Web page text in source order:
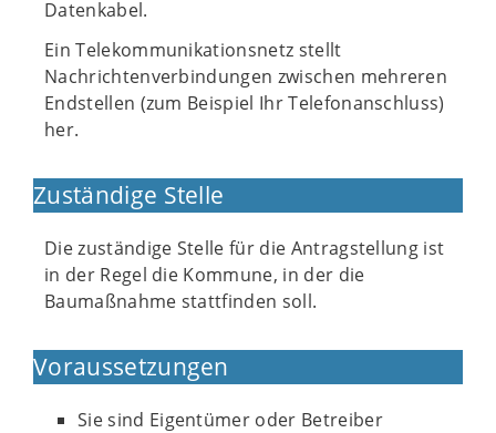
Datenkabel.
Ein Telekommunikationsnetz stellt
Nachrichtenverbindungen zwischen mehreren
Endstellen (zum Beispiel Ihr Telefonanschluss)
her.
Zuständige Stelle
Die zuständige Stelle für die Antragstellung ist
in der Regel die Kommune, in der die
Baumaßnahme stattfinden soll.
Voraussetzungen
Sie sind Eigentümer oder Betreiber